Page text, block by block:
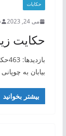
حکایات
می 24, 2023
حکایت
بیابان به
بیشتر بخوانید